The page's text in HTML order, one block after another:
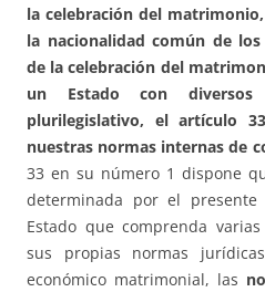
la celebración del
la nacionalidad común de
de la celebración del
un Estado con diversos
plurilegislativo, el artículo
nuestras normas internas de
33 en su número 1 dispone
determinada por el
Estado que comprenda
sus propias normas
económico matrimonial, las